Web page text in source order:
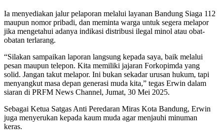
Ia menyediakan jalur pelaporan melalui layanan Bandung Siaga 112
maupun nomor pribadi, dan meminta warga untuk segera melapor
jika mengetahui adanya indikasi distribusi ilegal minol atau obat-
obatan terlarang.
“Silakan sampaikan laporan langsung kepada saya, baik melalui
pesan maupun telepon. Kita memiliki jajaran Forkopimda yang
solid. Jangan takut melapor. Ini bukan sekadar urusan hukum, tapi
menyangkut masa depan generasi muda kita,” tegas Erwin dalam
siaran di PRFM News Channel, Jumat, 30 Mei 2025.
Sebagai Ketua Satgas Anti Peredaran Miras Kota Bandung, Erwin
juga menyerukan kepada kaum muda agar menjauhi minuman
keras.